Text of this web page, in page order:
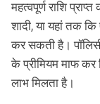
महत्वपूर्ण राशि
शादी, या यहां तक
कर सकती है।
के प्रीमियम माफ कर
लाभ मिलता है।